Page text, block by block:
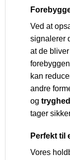
Ved at
signalerer
at de
kan
andre
og tryghed
tager
Perfekt til
Vores